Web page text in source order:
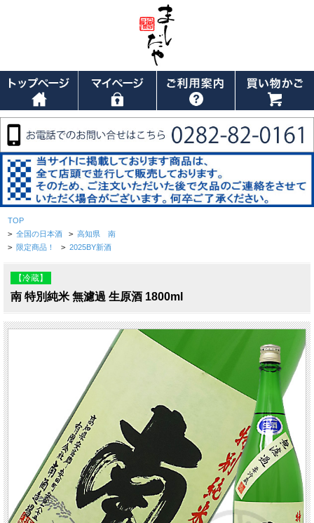
TOP
> 全国の日本酒 > 高知県 南
> 限定商品！ > 2025BY新酒
【冷蔵】
南 特別純米 無濾過 生原酒 1800ml